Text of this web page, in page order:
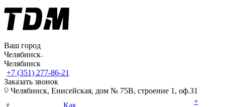
Ваш город
Челябинск
Челябинск
+7 (351) 277-86-21
Заказать звонок
Челябинск, Енисейская, дом № 75В, строение 1, оф.31
+